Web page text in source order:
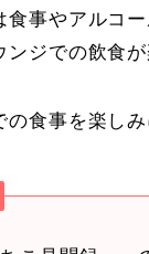
事やアルコ
ジでの飲食
食事を楽しみ